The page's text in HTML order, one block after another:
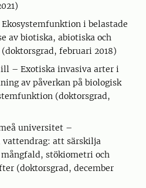
i belastade
av biotiska, abiotiska och
februari 2018)
– Exotiska invasiva arter i
av påverkan på biologisk
(doktorsgrad,
universitet –
att särskilja
stökiometri och
(doktorsgrad, december